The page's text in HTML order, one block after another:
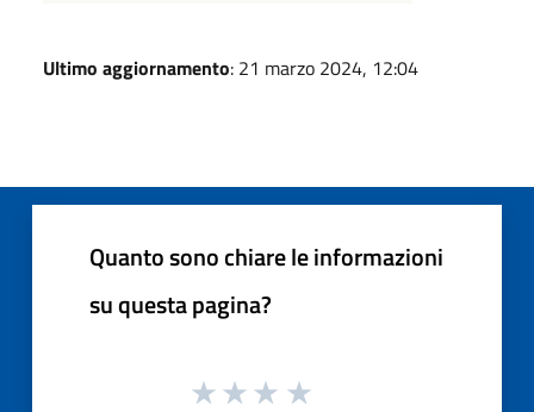
Ultimo aggiornamento: 21 marzo 2024, 12:04
Quanto sono chiare le informazioni
su questa pagina?